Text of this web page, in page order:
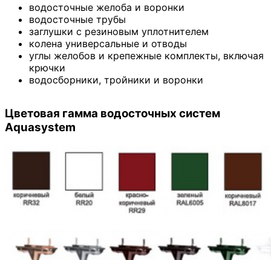
водосточные желоба и воронки
водосточные трубы
заглушки с резиновым уплотнителем
колена универсальные и отводы
углы желобов и крепежные комплекты, включая
крючки
водосборники, тройники и воронки
Цветовая гамма водосточных систем
Aquasystem